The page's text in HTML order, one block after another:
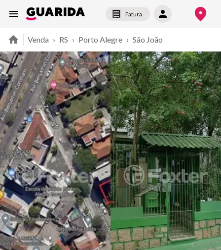
Fatura
Venda › RS › Porto Alegre › São João